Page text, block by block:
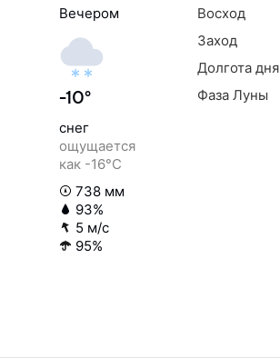
Вечером
-10°
снег
ощущается
как -16°C
738 мм
93%
5 м/с
95%
Восход
Заход
Долгота дня
Фаза Луны